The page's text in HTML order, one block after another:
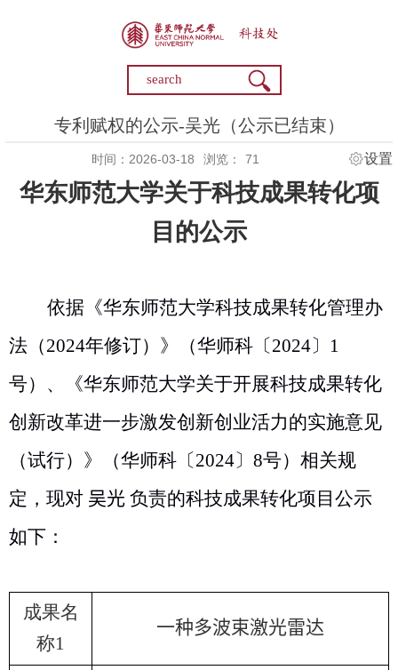
专利赋权的公示-吴光（公示已结束）
时间：2026-03-18 浏览： 71 设置
华东师范大学关于科技成果转化项
目的公示
依据《华东师范大学科技成果转化管理办
法（2024年修订）》（华师科〔2024〕 1
号）、《华东师范大学关于开展科技成果转化
创新改革进一步激发创新创业活力的实施意见
（试行）》（华师科〔2024〕 8号）相关规
定，现对 吴光 负责的科技成果转化项目公示
如下：
成果名
称1
一种多波束激光雷达